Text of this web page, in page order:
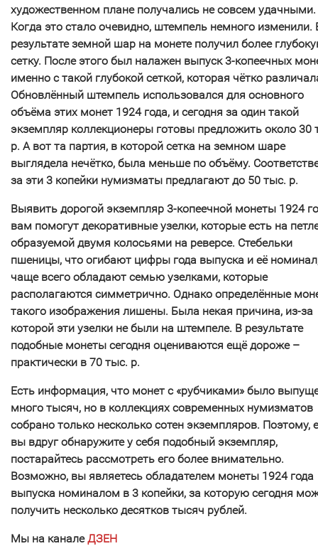
художественном плане получались не совсем удачными.
Когда это стало очевидно, штемпель немного изменили.
результате земной шар на монете получил более
сетку. После этого был налажен выпуск 3-копеечных
именно с такой глубокой сеткой, которая чётко
Обновлённый штемпель использовался для основного
объёма этих монет 1924 года, и сегодня за один такой
экземпляр коллекционеры готовы предложить около 30
р. А вот та партия, в которой сетка на земном шаре
выглядела нечётко, была меньше по объёму.
за эти 3 копейки нумизматы предлагают до 50 тыс. р.
Выявить дорогой экземпляр 3-копеечной монеты 1924
вам помогут декоративные узелки, которые есть на
образуемой двумя колосьями на реверсе. Стебельки
пшеницы, что огибают цифры года выпуска и её
чаще всего обладают семью узелками, которые
располагаются симметрично. Однако определённые
такого изображения лишены. Была некая причина, из-за
которой эти узелки не были на штемпеле. В результате
подобные монеты сегодня оцениваются ещё дороже –
практически в 70 тыс. р.
Есть информация, что монет с «рубчиками» было
много тысяч, но в коллекциях современных нумизматов
собрано только несколько сотен экземпляров. Поэтому,
вы вдруг обнаружите у себя подобный экземпляр,
постарайтесь рассмотреть его более внимательно.
Возможно, вы являетесь обладателем монеты 1924 года
выпуска номиналом в 3 копейки, за которую сегодня
получить несколько десятков тысяч рублей.
Мы на каналеДЗЕН